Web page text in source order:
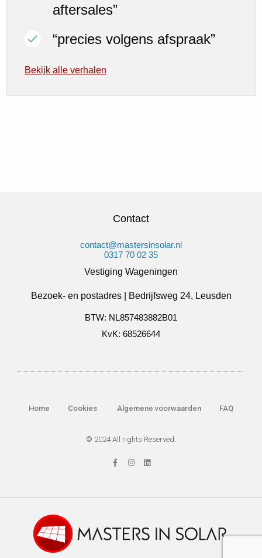
aftersales”
“precies volgens afspraak”
Bekijk alle verhalen
Contact
contact@mastersinsolar.nl
0317 70 02 35
Vestiging Wageningen
Bezoek- en postadres | Bedrijfsweg 24, Leusden
BTW: NL857483882B01
KvK: 68526644
Home Cookies Algemene voorwaarden FAQ
© 2024 All rights Reserved.